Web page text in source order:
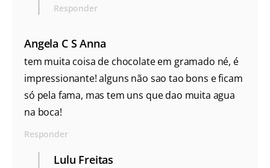
Responder
Angela C S Anna
tem muita coisa de chocolate em gramado né, é
impressionante! alguns não sao tao bons e ficam
só pela fama, mas tem uns que dao muita agua
na boca!
Responder
Lulu Freitas